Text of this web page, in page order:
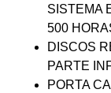
SISTEMA
500
DISCOS
PARTE
PORTA